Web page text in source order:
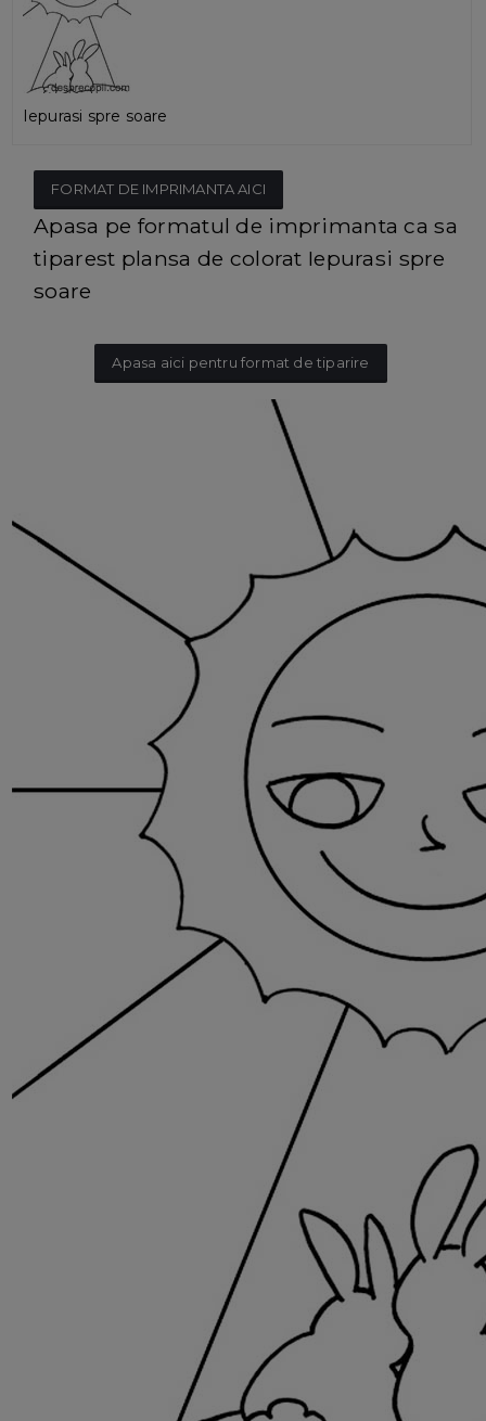
Iepurasi spre soare
FORMAT DE IMPRIMANTA AICI
Apasa pe formatul de imprimanta ca sa
tiparest plansa de colorat Iepurasi spre
soare
Apasa aici pentru format de tiparire